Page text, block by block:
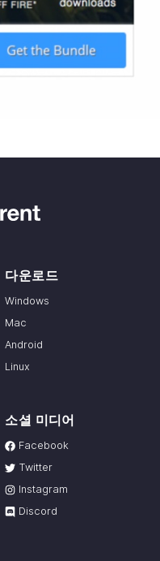
다운로드
Windows
Mac
Android
Linux
소셜 미디어
Facebook
Twitter
Instagram
Discord